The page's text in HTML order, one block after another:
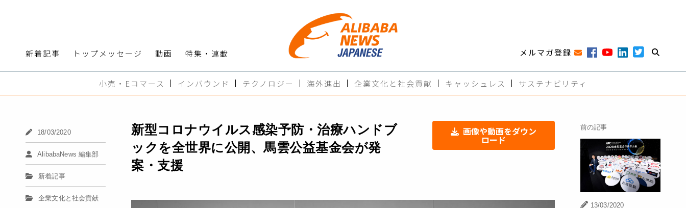
新着記事 トップメッセージ 動画 特集・連載 メルマガ登録
小売・Eコマース インバウンド テクノロジー 海外進出 企業文化と社会貢献 キャッシュレス サステナビリティ
18/03/2020
AlibabaNews 編集部
新着記事
企業文化と社会貢献
新型コロナウイルス感染予防・治療ハンドブ
ックを全世界に公開、馬雲公益基金会が発
案・支援
画像や動画をダウン
ロード
前の記事
13/03/2020